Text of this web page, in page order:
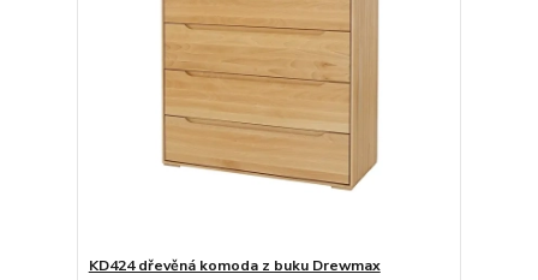
KD424 dřevěná komoda z buku Drewmax